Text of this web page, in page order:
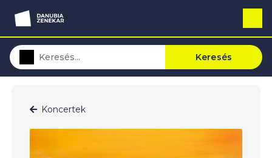
Keresés
Koncertek